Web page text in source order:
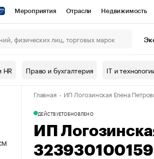
Мероприятия Отрасли Недвижимость
СПб Спецпроекты Проверка контрагентов
Рынок наличной валюты
Право и бухгалтерия IT и
Главная ИП Логозинская Елена
ДЕЙСТВУЕТОБНОВЛЕНО
ИП